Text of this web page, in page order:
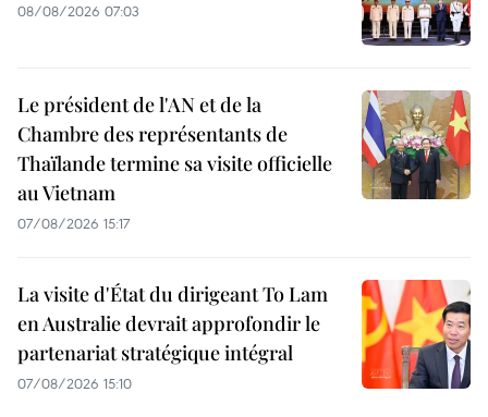
08/08/2026 07:03
Le président de l'AN et de la
Chambre des représentants de
Thaïlande termine sa visite officielle
au Vietnam
07/08/2026 15:17
La visite d'État du dirigeant To Lam
en Australie devrait approfondir le
partenariat stratégique intégral
07/08/2026 15:10